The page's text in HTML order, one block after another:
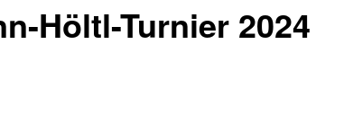
Höltl-Turnier 2024